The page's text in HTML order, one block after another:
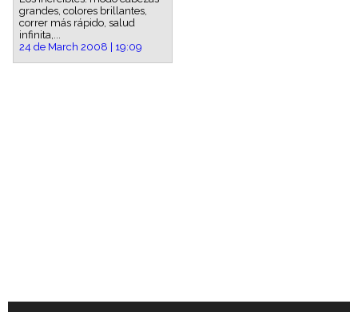
grandes, colores brillantes,
correr más rápido, salud
infinita,...
24 de March 2008 | 19:09